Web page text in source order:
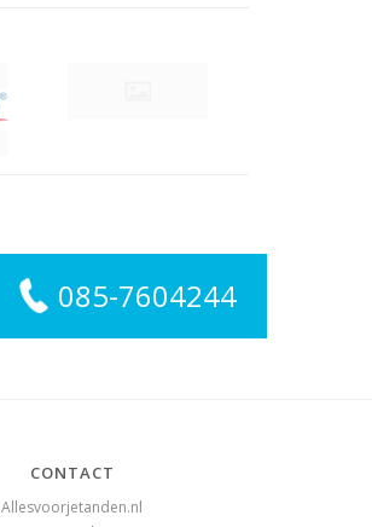
085-7604244
CONTACT
Allesvoorjetanden.nl